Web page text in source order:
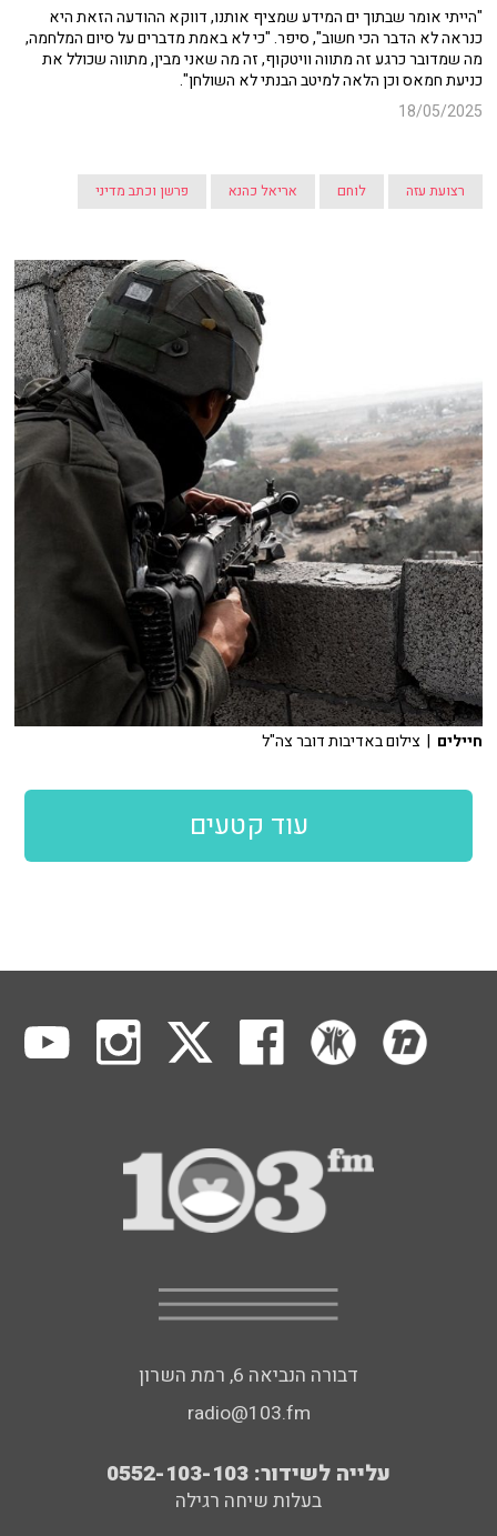
"הייתי אומר שבתוך ים המידע שמציף אותנו, דווקא ההודעה הזאת היא
כנראה לא הדבר הכי חשוב", סיפר. "כי לא באמת מדברים על סיום המלחמה,
מה שמדובר כרגע זה מתווה וויטקוף, זה מה שאני מבין, מתווה שכולל את
כניעת חמאס וכן הלאה למיטב הבנתי לא השולחן".
18/05/2025
רצועת עזה לוחם אריאל כהנא פרשן וכתב מדיני
חיילים | צילום באדיבות דובר צה"ל
עוד קטעים
דבורה הנביאה 6, רמת השרון
radio@103.fm
עלייה לשידור: 0552-103-103
בעלות שיחה רגילה